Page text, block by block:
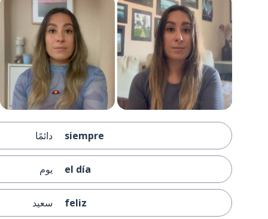
siempre دائمًا
el día يوم
feliz سعيد